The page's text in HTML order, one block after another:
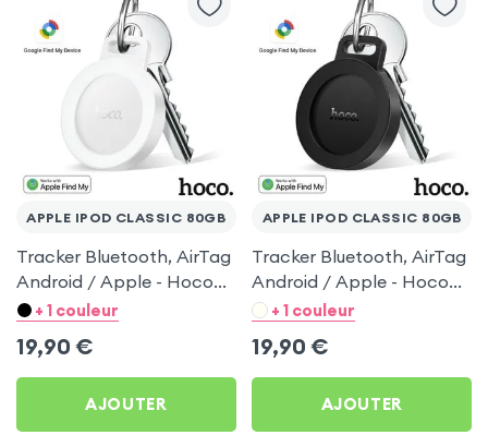
APPLE IPOD CLASSIC 80GB
Tracker Bluetooth, AirTag
Android / Apple - Hoco
Blanc pour Apple iPod
+ 1 couleur
19,90 €
AJOUTER
APPLE IPOD CLASSIC 80GB
Tracker Bluetooth, AirTag
Android / Apple - Hoco
Noir pour Apple iPod
+ 1 couleur
19,90 €
AJOUTER